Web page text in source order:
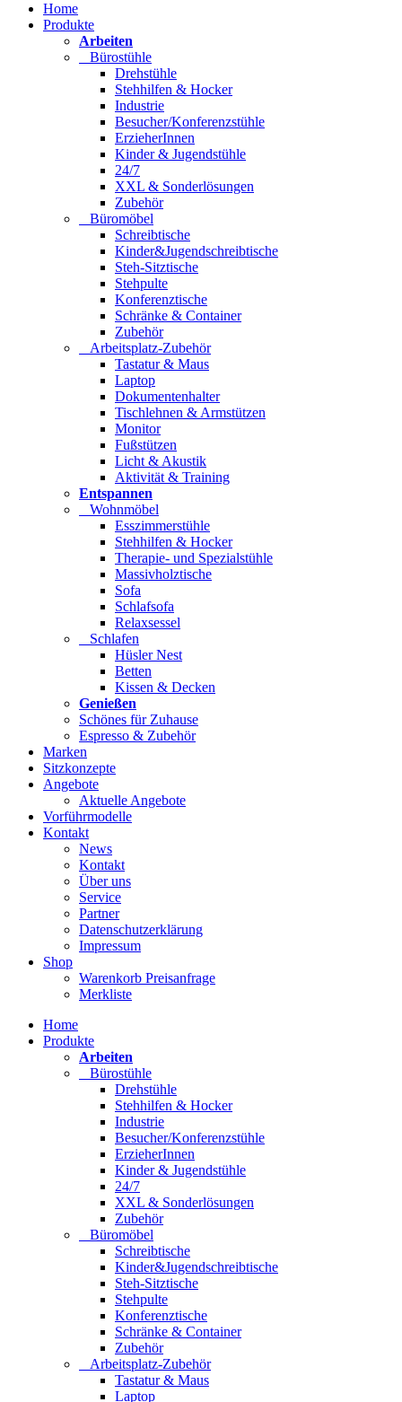
Home
Produkte
Arbeiten
Bürostühle
Drehstühle
Stehhilfen & Hocker
Industrie
Besucher/Konferenzstühle
ErzieherInnen
Kinder & Jugendstühle
24/7
XXL & Sonderlösungen
Zubehör
Büromöbel
Schreibtische
Kinder&Jugendschreibtische
Steh-Sitztische
Stehpulte
Konferenztische
Schränke & Container
Zubehör
Arbeitsplatz-Zubehör
Tastatur & Maus
Laptop
Dokumentenhalter
Tischlehnen & Armstützen
Monitor
Fußstützen
Licht & Akustik
Aktivität & Training
Entspannen
Wohnmöbel
Esszimmerstühle
Stehhilfen & Hocker
Therapie- und Spezialstühle
Massivholztische
Sofa
Schlafsofa
Relaxsessel
Schlafen
Hüsler Nest
Betten
Kissen & Decken
Genießen
Schönes für Zuhause
Espresso & Zubehör
Marken
Sitzkonzepte
Angebote
Aktuelle Angebote
Vorführmodelle
Kontakt
News
Kontakt
Über uns
Service
Partner
Datenschutzerklärung
Impressum
Shop
Warenkorb Preisanfrage
Merkliste
Home
Produkte
Arbeiten
Bürostühle
Drehstühle
Stehhilfen & Hocker
Industrie
Besucher/Konferenzstühle
ErzieherInnen
Kinder & Jugendstühle
24/7
XXL & Sonderlösungen
Zubehör
Büromöbel
Schreibtische
Kinder&Jugendschreibtische
Steh-Sitztische
Stehpulte
Konferenztische
Schränke & Container
Zubehör
Arbeitsplatz-Zubehör
Tastatur & Maus
Laptop